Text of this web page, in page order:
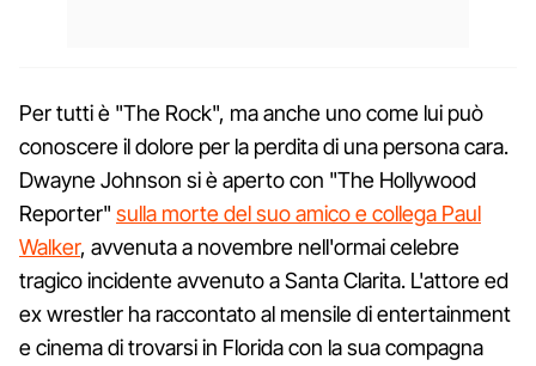
Per tutti è "The Rock", ma anche uno come lui può
conoscere il dolore per la perdita di una persona cara.
Dwayne Johnson si è aperto con "The Hollywood
Reporter" sulla morte del suo amico e collega Paul
Walker, avvenuta a novembre nell'ormai celebre
tragico incidente avvenuto a Santa Clarita. L'attore ed
ex wrestler ha raccontato al mensile di entertainment
e cinema di trovarsi in Florida con la sua compagna